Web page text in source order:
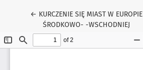
← Wróć do szczegółów artykułu
KURCZENIE SIĘ MIAST W EUROPIE
ŚRODKOWO- -WSCHODNIEJ